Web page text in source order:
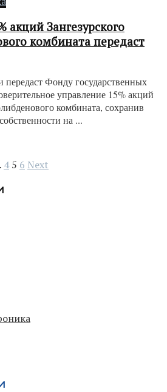
акций Зангезурского
комбината передаст
Фонду государственных
управление 15% акций
комбината, сохранив
на ...
4 5 6 Next